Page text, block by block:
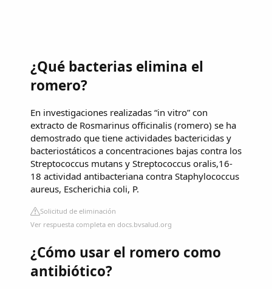
¿Qué bacterias elimina el
romero?
En investigaciones realizadas “in vitro” con
extracto de Rosmarinus officinalis (romero) se ha
demostrado que tiene actividades bactericidas y
bacteriostáticos a concentraciones bajas contra los
Streptococcus mutans y Streptococcus oralis,16-
18 actividad antibacteriana contra Staphylococcus
aureus, Escherichia coli, P.
Solicitud de eliminación
Ver respuesta completa en docs.bvsalud.org
¿Cómo usar el romero como
antibiótico?